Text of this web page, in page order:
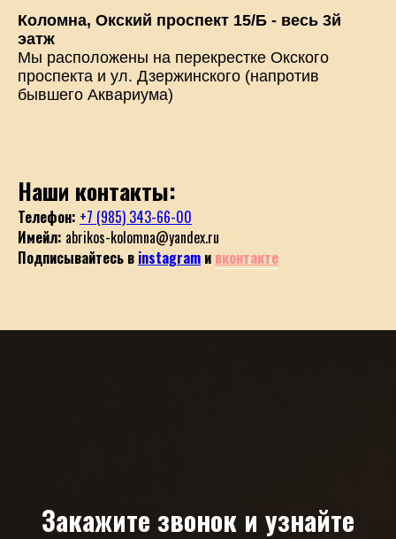
Коломна, Окский проспект 15/Б - весь 3й
эатж
Мы расположены на перекрестке Окского
проспекта и ул. Дзержинского (напротив
бывшего Аквариума)
Наши контакты:
Телефон: +7 (985) 343-66-00
Имейл: abrikos-kolomna@yandex.ru
Подписывайтесь в instagram и вконтакте
Закажите звонок и узнайте